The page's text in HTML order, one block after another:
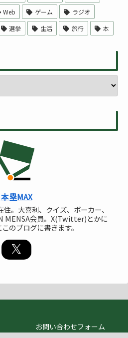
Web ゲーム
ラジオ
選挙 生活 旅行 本
本塁MAX
。大喜利、クイズ、ポーカー、
MENSA会員。X(Twitter)とかに
のブログに書きます。
お問い合わせフォーム